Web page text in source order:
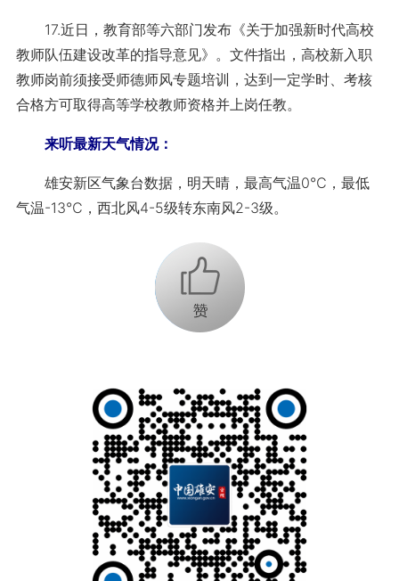
17.近日，教育部等六部门发布《关于加强新时代高校
教师队伍建设改革的指导意见》。文件指出，高校新入职
教师岗前须接受师德师风专题培训，达到一定学时、考核
合格方可取得高等学校教师资格并上岗任教。
来听最新天气情况：
雄安新区气象台数据，明天晴，最高气温0℃，最低
气温-13℃，西北风4-5级转东南风2-3级。
+1